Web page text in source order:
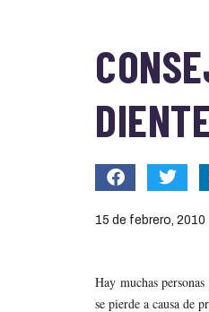
15 de febrero, 2010
Hay muchas
se pierde a causa de